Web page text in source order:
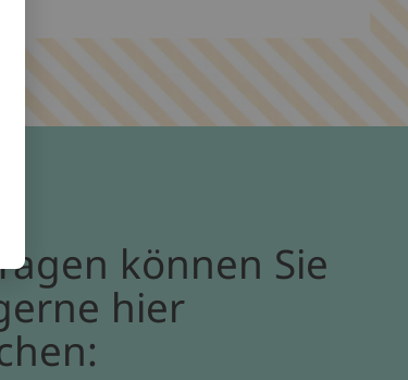
können Sie
hier